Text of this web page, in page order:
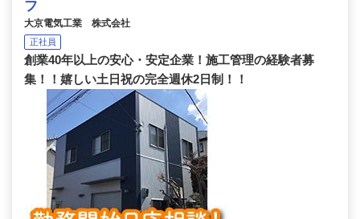
フ
大京電気工業 株式会社
正社員
創業40年以上の安心・安定企業！施工管理の経験者募
集！！嬉しい土日祝の完全週休2日制！！